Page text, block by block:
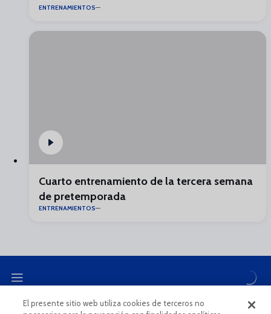
ENTRENAMIENTOS
Cuarto entrenamiento de la tercera semana
de pretemporada
ENTRENAMIENTOS
El presente sitio web utiliza cookies de terceros no